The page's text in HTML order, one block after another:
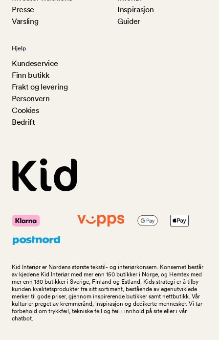
Presse
Varsling
Inspirasjon
Guider
Hjelp
Kundeservice
Finn butikk
Frakt og levering
Personvern
Cookies
Bedrift
Kid Interiør er Nordens største tekstil- og interiørkonsern. Konsernet består
av kjedene Kid Interiør med mer enn 150 butikker i Norge, og Hemtex med
mer enn 130 butikker i Sverige, Finland og Estland. Kids strategi er å tilby
kunden kvalitetsprodukter fra sitt sortiment, bestående av egenutviklede
merker til gode priser, gjennom inspirerende butikker samt nettbutikk. Vår
kultur er preget av kremmerånd, inspirasjon og dedikerte mennesker. Vi tar
forbehold om trykkfeil, tekniske feil og feil i innhold på site eller i vår
chatbot.